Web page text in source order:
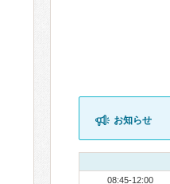
お知らせ
08:45-12:00